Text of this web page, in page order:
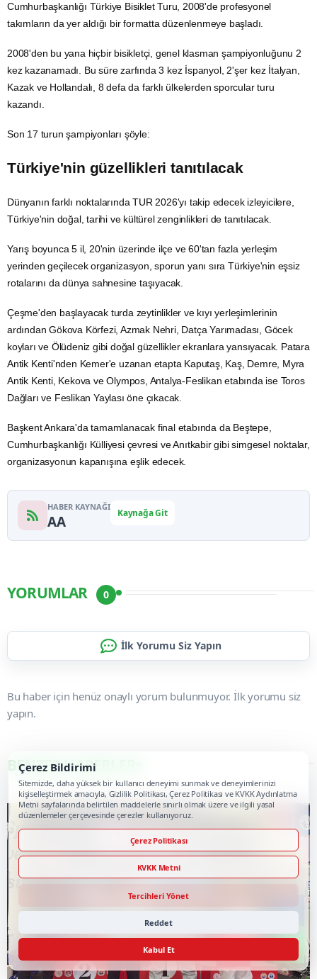
Cumhurbaşkanlığı Türkiye Bisiklet Turu, 2008'de profesyonel
takımların da yer aldığı bir formatta düzenlenmeye başladı.
2008'den bu yana hiçbir bisikletçi, genel klasman şampiyonluğunu 2
kez kazanamadı. Bu süre zarfında 3 kez İspanyol, 2'şer kez İtalyan,
Kazak ve Hollandalı, 8 defa da farklı ülkelerden sporcular turu
kazandı.
Son 17 turun şampiyonları şöyle:
Türkiye'nin güzellikleri tanıtılacak
Dünyanın farklı noktalarında TUR 2026'yı takip edecek izleyicilere,
Türkiye'nin doğal, tarihi ve kültürel zenginlikleri de tanıtılacak.
Yarış boyunca 5 il, 20'nin üzerinde ilçe ve 60'tan fazla yerleşim
yerinden geçilecek organizasyon, sporun yanı sıra Türkiye'nin eşsiz
rotalarını da dünya sahnesine taşıyacak.
Çeşme'den başlayacak turda zeytinlikler ve kıyı yerleşimlerinin
ardından Gökova Körfezi, Azmak Nehri, Datça Yarımadası, Göcek
koyları ve Ölüdeniz gibi doğal güzellikler ekranlara yansıyacak. Patara
Antik Kenti'nden Kemer'e uzanan etapta Kaputaş, Kaş, Demre, Myra
Antik Kenti, Kekova ve Olympos, Antalya-Feslikan etabında ise Toros
Dağları ve Feslikan Yaylası öne çıkacak.
Başkent Ankara'da tamamlanacak final etabında da Beştepe,
Cumhurbaşkanlığı Külliyesi çevresi veAnıtkabirgibi simgesel noktalar,
organizasyonun kapanışına eşlik edecek.
HABER KAYNAĞI
AA Kaynağa Git
YORUMLAR 0
İlk Yorumu Siz Yapın
Bu haber için henüz onaylı yorum bulunmuyor. İlk yorumu siz
yapın.
BENZER HABERLER
Çerez Bildirimi
Sitemizde, daha yüksek bir kullanıcı deneyimi sunmak ve deneyimlerinizi
kişiselleştirmek amacıyla, Gizlilik Politikası, Çerez Politikası ve KVKK Aydınlatma
Metni sayfalarında belirtilen maddelerle sınırlı olmak üzere ve ilgili yasal
düzenlemeler çerçevesinde çerezler kullanıyoruz.
Çerez Politikası
KVKK Metni
Tercihleri Yönet
Reddet
Kabul Et